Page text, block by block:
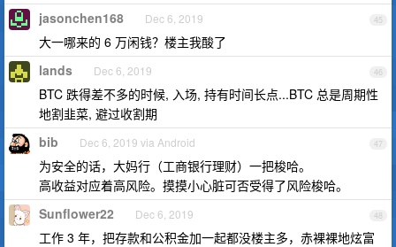
45
jasonchen168 Dec 6, 2019
大一哪来的 6 万闲钱？楼主我酸了
46
lands Dec 6, 2019
BTC 跌得差不多的时候, 入场, 持有时间长点...BTC 总是周期性
地割韭菜, 避过收割期
47
bib Dec 6, 2019 via Android
为安全的话，大妈行（工商银行理财）一把梭哈。
高收益对应着高风险。摸摸小心脏可否受得了风险梭哈。
48
Sunflower22 Dec 6, 2019
工作 3 年，把存款和公积金加一起都没楼主多，赤裸裸地炫富